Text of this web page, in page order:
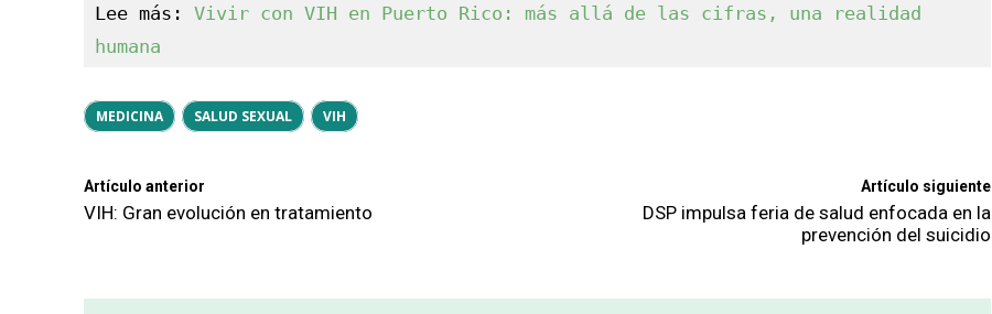
Lee más: Vivir con VIH en Puerto Rico: más allá de las cifras, una realidad
humana
MEDICINA SALUD SEXUAL VIH
Artículo anterior
VIH: Gran evolución en tratamiento
Artículo siguiente
DSP impulsa feria de salud enfocada en la
prevención del suicidio